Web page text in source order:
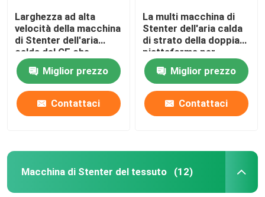
Larghezza ad alta
velocità della macchina
di Stenter dell'aria
calda del CE che
tricotta tessuto che
finisce 2400mm
Miglior prezzo
Contattaci
La multi macchina di
Stenter dell'aria calda
di strato della doppia
piattaforma per
tricotta i tessuti
Miglior prezzo
Contattaci
Macchina di Stenter del tessuto (12)